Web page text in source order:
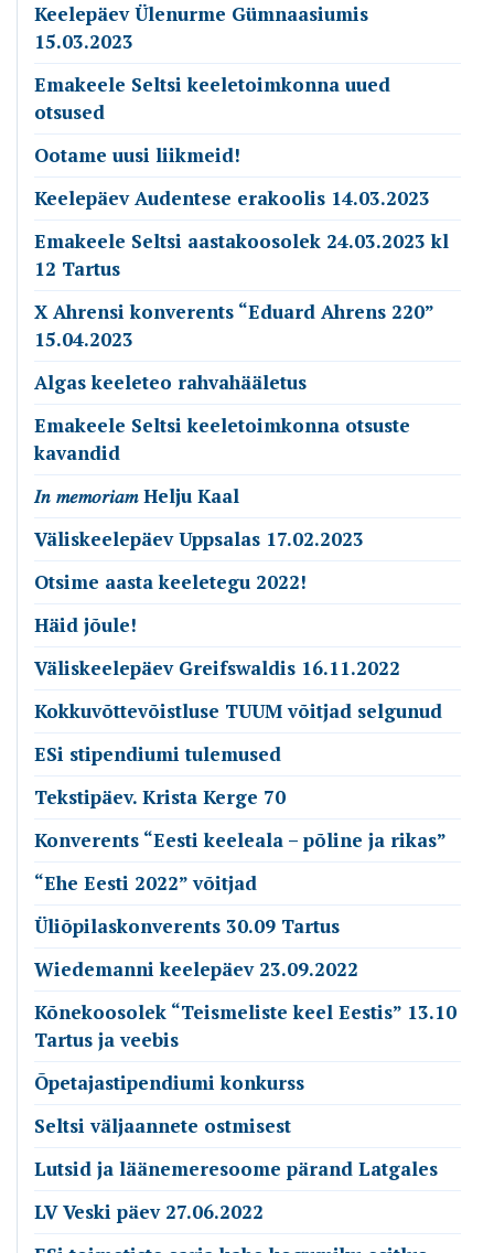
Keelepäev Ülenurme Gümnaasiumis
15.03.2023
Emakeele Seltsi keeletoimkonna uued
otsused
Ootame uusi liikmeid!
Keelepäev Audentese erakoolis 14.03.2023
Emakeele Seltsi aastakoosolek 24.03.2023 kl
12 Tartus
X Ahrensi konverents “Eduard Ahrens 220”
15.04.2023
Algas keeleteo rahvahääletus
Emakeele Seltsi keeletoimkonna otsuste
kavandid
𝐼𝑛 𝑚𝑒𝑚𝑜𝑟𝑖𝑎𝑚 Helju Kaal
Väliskeelepäev Uppsalas 17.02.2023
Otsime aasta keeletegu 2022!
Häid jõule!
Väliskeelepäev Greifswaldis 16.11.2022
Kokkuvõttevõistluse TUUM võitjad selgunud
ESi stipendiumi tulemused
Tekstipäev. Krista Kerge 70
Konverents “Eesti keeleala – põline ja rikas”
“Ehe Eesti 2022” võitjad
Üliõpilaskonverents 30.09 Tartus
Wiedemanni keelepäev 23.09.2022
Kõnekoosolek “Teismeliste keel Eestis” 13.10
Tartus ja veebis
Õpetajastipendiumi konkurss
Seltsi väljaannete ostmisest
Lutsid ja läänemeresoome pärand Latgales
LV Veski päev 27.06.2022